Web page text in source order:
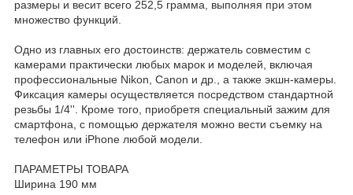
размеры и весит всего 252,5 грамма, выполняя при этом
множество функций.
Одно из главных его достоинств: держатель совместим с
камерами практически любых марок и моделей, включая
профессиональные Nikon, Canon и др., а также экшн-камеры.
Фиксация камеры осуществляется посредством стандартной
резьбы 1/4''. Кроме того, приобретя специальный зажим для
смартфона, с помощью держателя можно вести съемку на
телефон или iPhone любой модели.
ПАРАМЕТРЫ ТОВАРА
Ширина 190 мм